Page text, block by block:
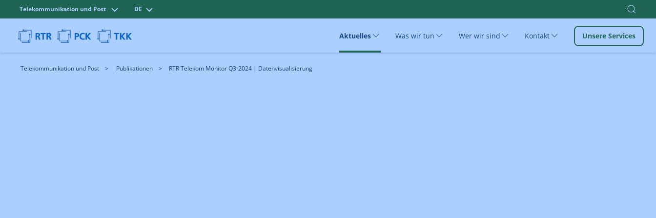
Telekommunikation und Post DE
Aktuelles Was wir tun Wer wir sind Kontakt Unsere Services
Telekommunikation und Post Publikationen RTR Telekom Monitor Q3-2024 | Datenvisualisierung